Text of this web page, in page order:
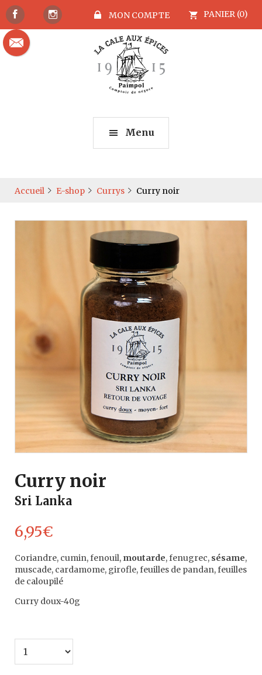
MON COMPTE PANIER (0)
Menu
Accueil E-shop Currys Curry noir
Curry noir
Sri Lanka
6,95€
Coriandre, cumin, fenouil, moutarde, fenugrec, sésame,
muscade, cardamome, girofle, feuilles de pandan, feuilles
de caloupilé
Curry doux-40g